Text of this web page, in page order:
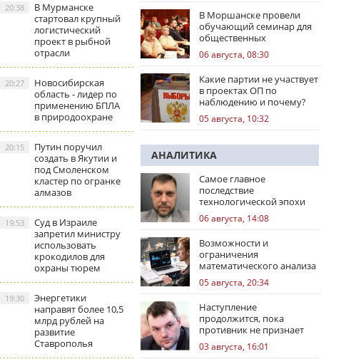
В Мурманске
стартовал крупный
логистический
проект в рыбной
отрасли
20:38
Новосибирская
область - лидер по
применению БПЛА
в природоохране
20:27
Путин поручил
создать в Якутии и
под Смоленском
кластер по огранке
алмазов
20:15
Суд в Израиле
запретил министру
использовать
крокодилов для
охраны тюрем
19:53
Энергетики
направят более 10,5
млрд рублей на
развитие
Ставрополья
19:30
В Моршанске провели
обучающий семинар для
общественных
наблюдателей
06 августа, 08:30
Какие партии не участвует
в проектах ОП по
наблюдению и почему?
05 августа, 10:32
АНАЛИТИКА
Самое главное
последствие
технологической эпохи
06 августа, 14:08
Возможности и
ограничения
математического анализа
избирательных кампаний
05 августа, 20:34
Наступление
продолжится, пока
противник не признает
стратегическое
поражение
03 августа, 16:01